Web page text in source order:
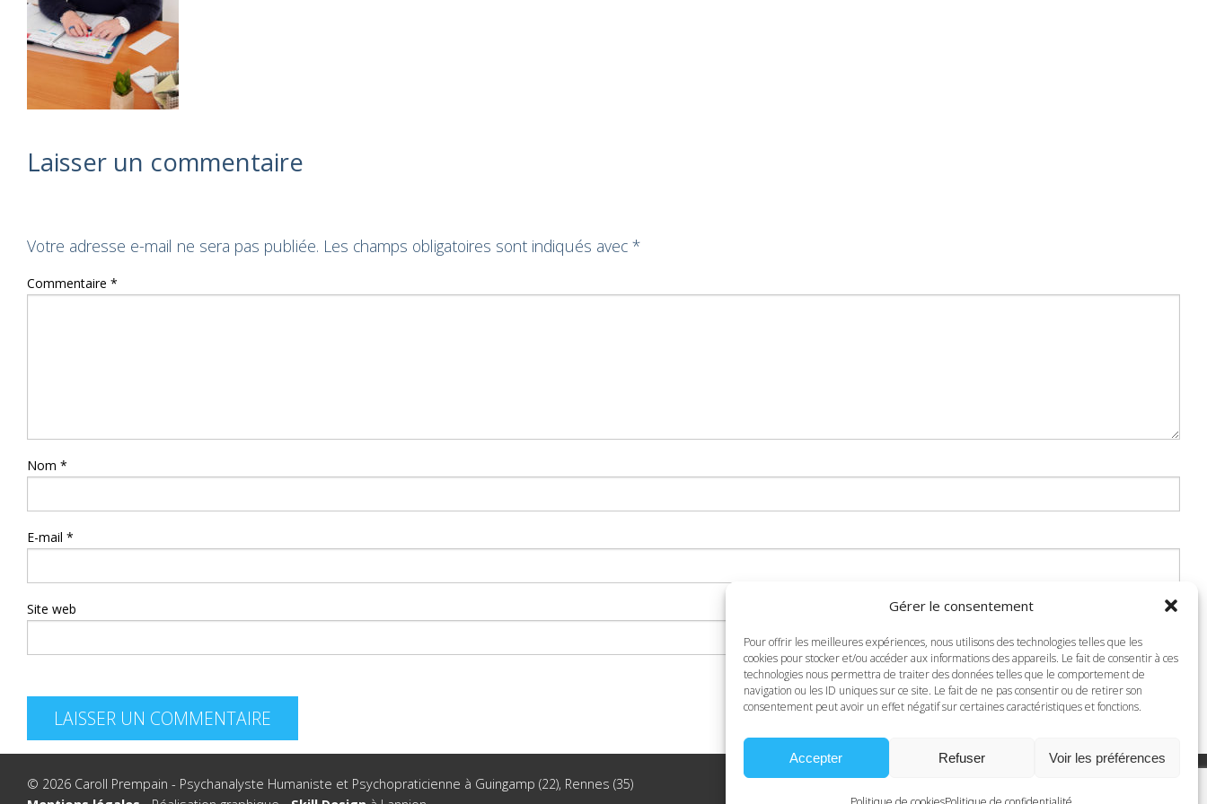
Gérer le consentement
Pour offrir les meilleures expériences, nous utilisons des technologies telles que les
cookies pour stocker et/ou accéder aux informations des appareils. Le fait de consentir à ces
technologies nous permettra de traiter des données telles que le comportement de
navigation ou les ID uniques sur ce site. Le fait de ne pas consentir ou de retirer son
consentement peut avoir un effet négatif sur certaines caractéristiques et fonctions.
Accepter Refuser Voir les préférences
Laisser un commentaire
Votre adresse e-mail ne sera pas publiée. Les champs obligatoires sont indiqués avec *
Commentaire *
Nom *
E-mail *
Site web
© 2026 Caroll Prempain - Psychanalyste Humaniste et Psychopraticienne à Guingamp (22), Rennes (35)